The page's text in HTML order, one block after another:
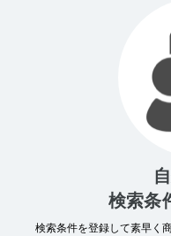
検索条
検索条件を登録して素早く